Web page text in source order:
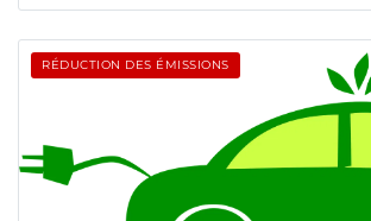
RÉDUCTION DES ÉMISSIONS